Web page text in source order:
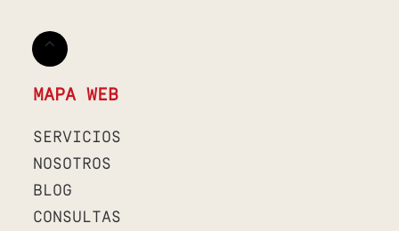
MAPA WEB
SERVICIOS
NOSOTROS
BLOG
CONSULTAS